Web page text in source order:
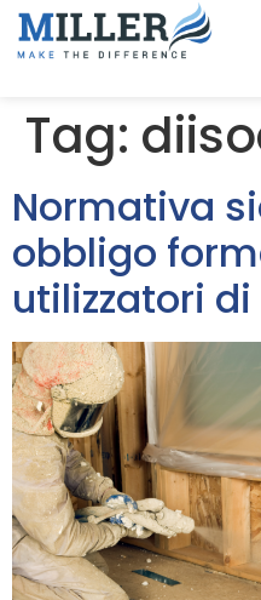
Tag:
Normativa
obbligo
utilizzatori